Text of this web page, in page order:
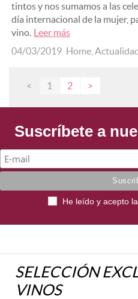
tintos y nos sumamos a las
día internacional de la mujer,
vino. Leer más
04/03/2019 Home ,
< 1 2 >
Suscríbete a
He leído y acepto la
SELECCIÓN
VINOS